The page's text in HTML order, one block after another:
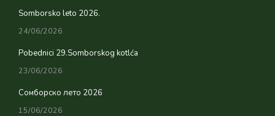
Somborsko leto 2026.
24/06/2026
Pobednici 29.Somborskog kotlća
23/06/2026
Сомборско лето 2026
15/06/2026